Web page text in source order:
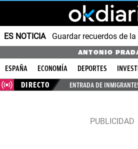
ES NOTICIA Guardar recuerdos de la
ANTONIO
ESPAÑA ECONOMÍA DEPORTES
DIRECTO
ENTRADA DE